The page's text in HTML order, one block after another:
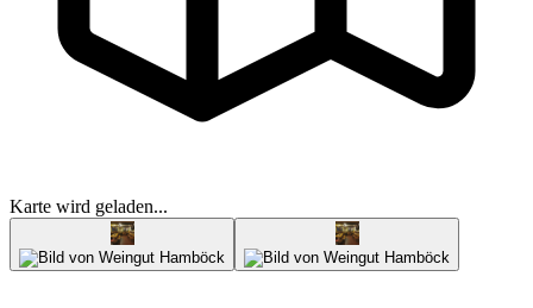
Karte wird geladen...